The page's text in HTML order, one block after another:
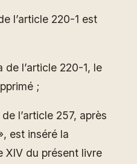
l’article 220-1 est
de l’article 220-1, le
;
l’article 257, après
est inséré la
XIV du présent livre